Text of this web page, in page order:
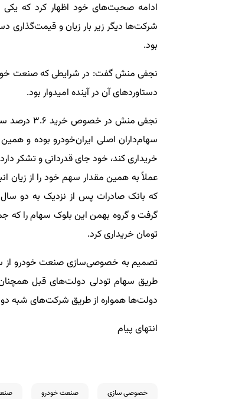
ادامه صحبت‌های خود اظهار کرد که
شرکت‌ها دیگر زیر بار زیان و قیمت‌گذاری
بود.
نجفی منش گفت: در شرایطی که صنعت
دستاوردهای آن در آینده امیدوار بود.
نجفی منش
سهام‌داران اصلی ایران‌خودرو بوده و
عملاً به همین مقدار سهم خود را از زیان
تومان خریداری کرد.
تصمیم به خصوصی‌سازی صنعت خودرو از
طریق سهام تودلی دولت‌های قبل همچنان
دولت‌ها همواره از طریق شرکت‌های شبه
انتهای پیام
خصوصی سازی صنعت خودرو